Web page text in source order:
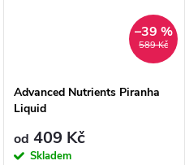
589 Kč
–39 %
Advanced Nutrients Piranha
Liquid
od 409 Kč
Skladem